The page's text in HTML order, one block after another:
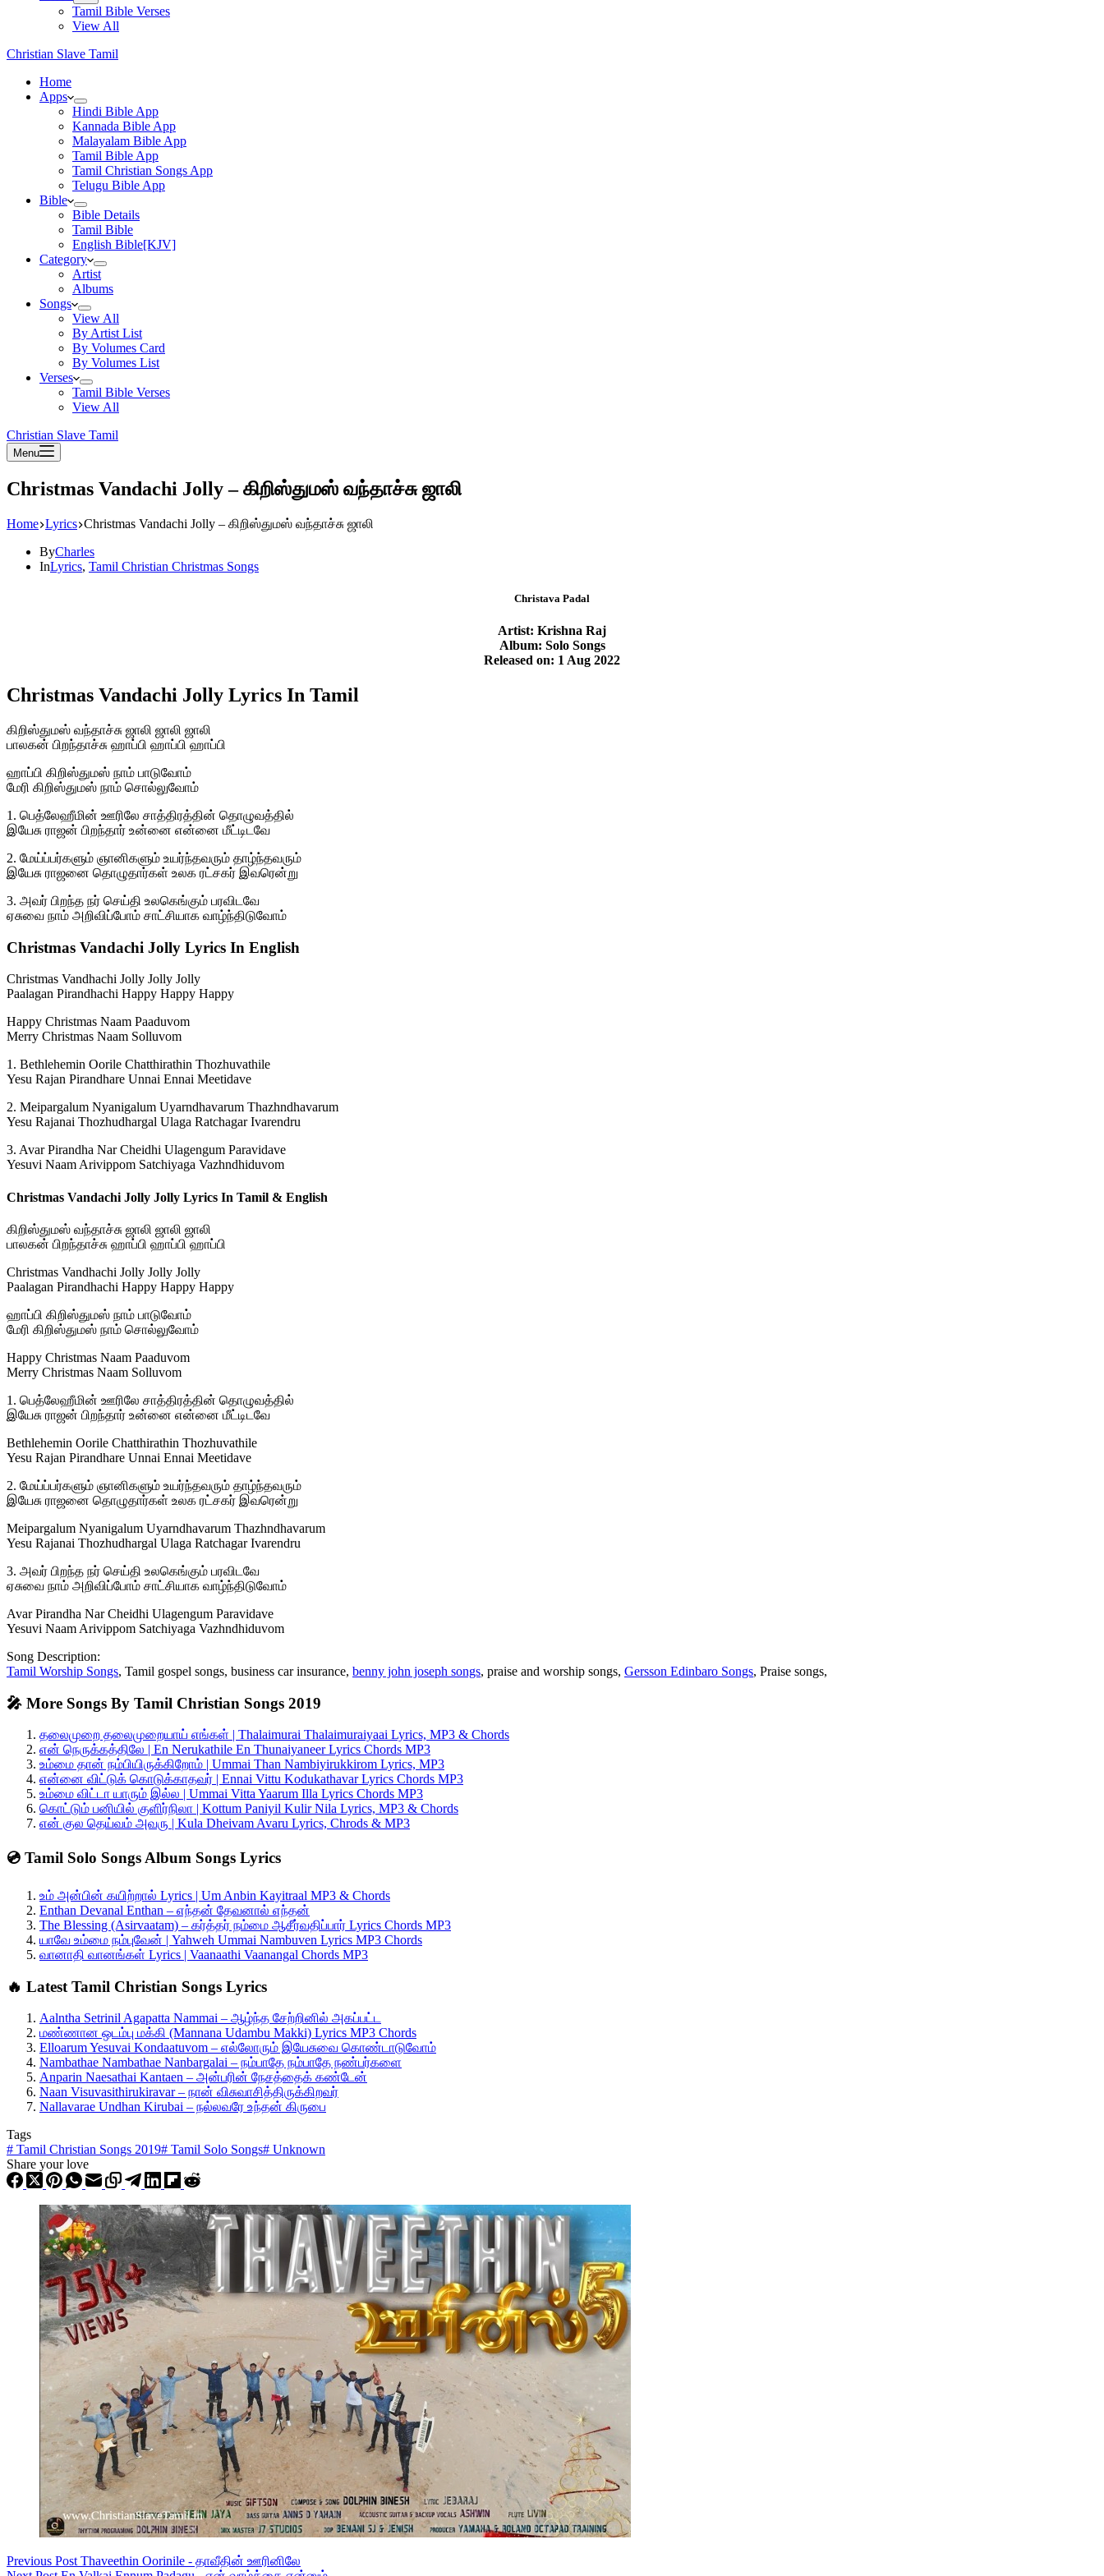
Tamil Bible Verses
View All
Christian Slave Tamil
Home
Apps
Hindi Bible App
Kannada Bible App
Malayalam Bible App
Tamil Bible App
Tamil Christian Songs App
Telugu Bible App
Bible
Bible Details
Tamil Bible
English Bible[KJV]
Category
Artist
Albums
Songs
View All
By Artist List
By Volumes Card
By Volumes List
Verses
Tamil Bible Verses
View All
Christian Slave Tamil
Menu
Christmas Vandachi Jolly – கிறிஸ்துமஸ் வந்தாச்சு ஜாலி
Home Lyrics Christmas Vandachi Jolly – கிறிஸ்துமஸ் வந்தாச்சு ஜாலி
ByCharles
InLyrics, Tamil Christian Christmas Songs
Christava Padal
Artist: Krishna Raj
Album: Solo Songs
Released on: 1 Aug 2022
Christmas Vandachi Jolly Lyrics In Tamil
கிறிஸ்துமஸ் வந்தாச்சு ஜாலி ஜாலி ஜாலி
பாலகன் பிறந்தாச்சு ஹாப்பி ஹாப்பி ஹாப்பி
ஹாப்பி கிறிஸ்துமஸ் நாம் பாடுவோம்
மேரி கிறிஸ்துமஸ் நாம் சொல்லுவோம்
1. பெத்லேஹீமின் ஊரிலே சாத்திரத்தின் தொழுவத்தில்
இயேசு ராஜன் பிறந்தார் உன்னை என்னை மீட்டிடவே
2. மேய்ப்பர்களும் ஞானிகளும் உயர்ந்தவரும் தாழ்ந்தவரும்
இயேசு ராஜனை தொழுதார்கள் உலக ரட்சகர் இவரென்று
3. அவர் பிறந்த நர் செய்தி உலகெங்கும் பரவிடவே
ஏசுவை நாம் அறிவிப்போம் சாட்சியாக வாழ்ந்திடுவோம்
Christmas Vandachi Jolly Lyrics In English
Christmas Vandhachi Jolly Jolly Jolly
Paalagan Pirandhachi Happy Happy Happy
Happy Christmas Naam Paaduvom
Merry Christmas Naam Solluvom
1. Bethlehemin Oorile Chatthirathin Thozhuvathile
Yesu Rajan Pirandhare Unnai Ennai Meetidave
2. Meipargalum Nyanigalum Uyarndhavarum Thazhndhavarum
Yesu Rajanai Thozhudhargal Ulaga Ratchagar Ivarendru
3. Avar Pirandha Nar Cheidhi Ulagengum Paravidave
Yesuvi Naam Arivippom Satchiyaga Vazhndhiduvom
Christmas Vandachi Jolly Jolly Lyrics In Tamil & English
கிறிஸ்துமஸ் வந்தாச்சு ஜாலி ஜாலி ஜாலி
பாலகன் பிறந்தாச்சு ஹாப்பி ஹாப்பி ஹாப்பி
Christmas Vandhachi Jolly Jolly Jolly
Paalagan Pirandhachi Happy Happy Happy
ஹாப்பி கிறிஸ்துமஸ் நாம் பாடுவோம்
மேரி கிறிஸ்துமஸ் நாம் சொல்லுவோம்
Happy Christmas Naam Paaduvom
Merry Christmas Naam Solluvom
1. பெத்லேஹீமின் ஊரிலே சாத்திரத்தின் தொழுவத்தில்
இயேசு ராஜன் பிறந்தார் உன்னை என்னை மீட்டிடவே
Bethlehemin Oorile Chatthirathin Thozhuvathile
Yesu Rajan Pirandhare Unnai Ennai Meetidave
2. மேய்ப்பர்களும் ஞானிகளும் உயர்ந்தவரும் தாழ்ந்தவரும்
இயேசு ராஜனை தொழுதார்கள் உலக ரட்சகர் இவரென்று
Meipargalum Nyanigalum Uyarndhavarum Thazhndhavarum
Yesu Rajanai Thozhudhargal Ulaga Ratchagar Ivarendru
3. அவர் பிறந்த நர் செய்தி உலகெங்கும் பரவிடவே
ஏசுவை நாம் அறிவிப்போம் சாட்சியாக வாழ்ந்திடுவோம்
Avar Pirandha Nar Cheidhi Ulagengum Paravidave
Yesuvi Naam Arivippom Satchiyaga Vazhndhiduvom
Song Description:
Tamil Worship Songs, Tamil gospel songs, business car insurance, benny john joseph songs, praise and worship songs, Gersson Edinbaro Songs, Praise songs,
🎤 More Songs By Tamil Christian Songs 2019
தலைமுறை தலைமுறையாய் எங்கள் | Thalaimurai Thalaimuraiyaai Lyrics, MP3 & Chords
என் நெருக்கத்திலே | En Nerukathile En Thunaiyaneer Lyrics Chords MP3
உம்மை தான் நம்பியிருக்கிறோம் | Ummai Than Nambiyirukkirom Lyrics, MP3
என்னை விட்டுக் கொடுக்காதவர் | Ennai Vittu Kodukathavar Lyrics Chords MP3
உம்மை விட்டா யாரும் இல்ல | Ummai Vitta Yaarum Illa Lyrics Chords MP3
கொட்டும் பனியில் குளிர்நிலா | Kottum Paniyil Kulir Nila Lyrics, MP3 & Chords
என் குல தெய்வம் அவரு | Kula Dheivam Avaru Lyrics, Chrods & MP3
💿 Tamil Solo Songs Album Songs Lyrics
உம் அன்பின் கயிற்றால் Lyrics | Um Anbin Kayitraal MP3 & Chords
Enthan Devanal Enthan – எந்தன் தேவனால் எந்தன்
The Blessing (Asirvaatam) – கர்த்தர் நம்மை ஆசீர்வதிப்பார் Lyrics Chords MP3
யாவே உம்மை நம்புவேன் | Yahweh Ummai Nambuven Lyrics MP3 Chords
வானாதி வானங்கள் Lyrics | Vaanaathi Vaanangal Chords MP3
🔥 Latest Tamil Christian Songs Lyrics
Aalntha Setrinil Agapatta Nammai – ஆழ்ந்த சேற்றினில் அகப்பட்ட
மண்ணான ஒடம்பு மக்கி (Mannana Udambu Makki) Lyrics MP3 Chords
Elloarum Yesuvai Kondaatuvom – எல்லோரும் இயேசுவை கொண்டாடுவோம்
Nambathae Nambathae Nanbargalai – நம்பாதே நம்பாதே நண்பர்களை
Anparin Naesathai Kantaen – அன்பரின் நேசத்தைக் கண்டேன்
Naan Visuvasithirukiravar – நான் விசுவாசித்திருக்கிறவர்
Nallavarae Undhan Kirubai – நல்லவரே உந்தன் கிருபை
Tags
# Tamil Christian Songs 2019# Tamil Solo Songs# Unknown
Share your love
Previous Post Thaveethin Oorinile - தாவீதின் ஊரினிலே